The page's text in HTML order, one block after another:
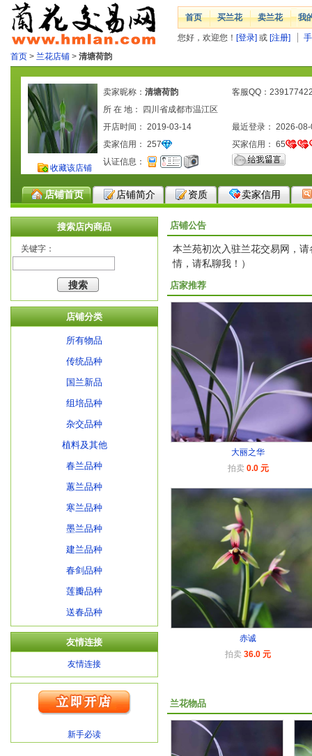
首页 买兰花 卖兰花 我
您好，欢迎您！ [登录] 或 [注册]
首页 > 兰花店铺 > 清塘荷韵
收藏该店铺
卖家昵称： 清塘荷韵
客服QQ：
所 在 地： 四川省成都市温江区
开店时间： 2019-03-14
最近登录： 2026-
卖家信用： 257 买家信用： 65
认证信息：
店铺首页 店铺简介 资质 卖家信用
搜索店内商品
关键字：
店铺分类
所有物品
传统品种
国兰新品
组培品种
杂交品种
植料及其他
春兰品种
蕙兰品种
寒兰品种
墨兰品种
建兰品种
春剑品种
莲瓣品种
送春品种
友情连接
友情连接
新手必读
店铺公告
本兰苑初次入驻兰花交易网，
情，请私聊我！）
店家推荐
大丽之华
拍卖 0.0 元
赤诚
拍卖 36.0 元
兰花物品